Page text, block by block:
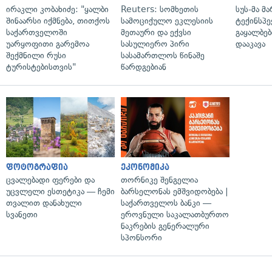
ირაკლი კობახიძე: "ყალბი
შინაარსი იქმნება, თითქოს
საქართველოში
უარყოფითი გარემოა
შექმნილი რუსი
ტურისტებისთვის"
Reuters: სომხეთის
სამოციქულო ეკლესიის
მეთაური და ექვსი
სასულიერო პირი
სასამართლოს წინაშე
წარდგებიან
სუს-მა
დააკავა
ფოტოგრაფია
ცვალებადი ფერები და
უცვლელი ესთეტიკა — ჩემი
თვალით დანახული
სვანეთი
ეკონომიკა
თორნიკე შენგელია
ბარსელონას ემშვიდობება |
საქართველოს ბანკი —
ეროვნული საკალათბურთო
ნაკრების გენერალური
სპონსორი